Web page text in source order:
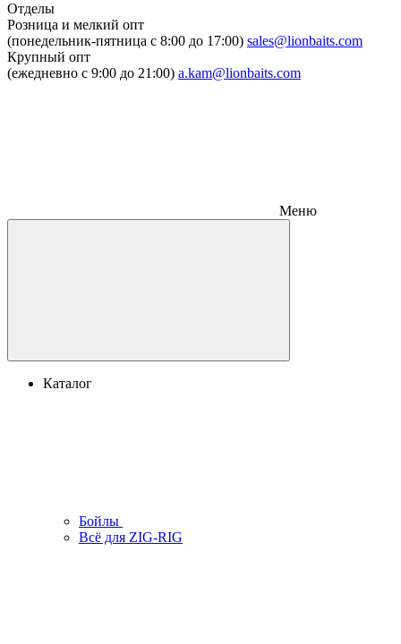
Отделы
Розница и мелкий опт
(понедельник-пятница c 8:00 до 17:00) sales@lionbaits.com
Крупный опт
(ежедневно с 9:00 до 21:00) a.kam@lionbaits.com
Меню
Каталог
Бойлы
Всё для ZIG-RIG